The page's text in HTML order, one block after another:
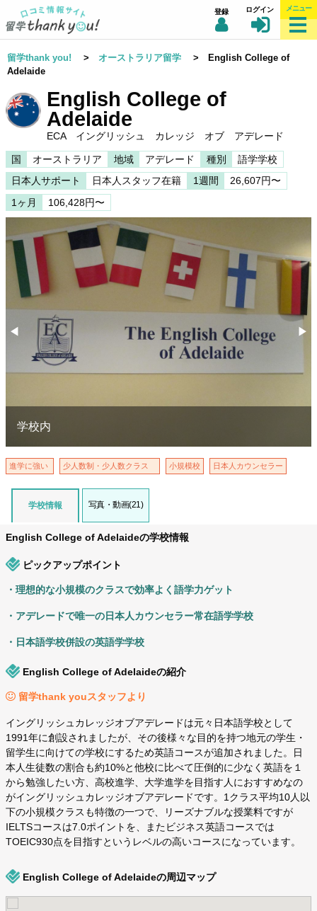
登録 ログイン メニュー
留学thank you! > オーストラリア留学 > English College of
Adelaide
English College of
Adelaide
ECA イングリッシュ カレッジ オブ アデレード
国 オーストラリア 地域 アデレード 種別
語学学校
日本人サポート
日本人スタッフ在籍 1週間
26,607円〜
1ヶ月
106,428円〜
Previous
◀︎ ▶︎
学校内
進学に強い 少人数制・少人数クラス 小規模校 日本人カウンセラー
学校情報 写真・動画(21)
English College of Adelaideの学校情報
ピックアップポイント
・理想的な小規模のクラスで効率よく語学力ゲット
・アデレードで唯一の日本人カウンセラー常在語学学校
・日本語学校併設の英語学学校
English College of Adelaideの紹介
留学thank youスタッフより
イングリッシュカレッジオブアデレードは元々日本語学校として
1991年に創設されましたが、その後様々な目的を持つ地元の学生・
留学生に向けての学校にするため英語コースが追加されました。日
本人生徒数の割合も約10%と他校に比べて圧倒的に少なく英語を１
から勉強したい方、高校進学、大学進学を目指す人におすすめなの
がイングリッシュカレッジオブアデレードです。1クラス平均10人以
下の小規模クラスも特徴の一つで、リーズナブルな授業料ですが
IELTSコースは7.0ポイントを、またビジネス英語コースでは
TOEIC930点を目指すというレベルの高いコースになっています。
English College of Adelaideの周辺マップ